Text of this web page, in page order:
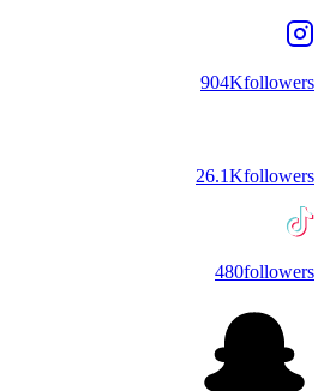
904Kfollowers
26.1Kfollowers
480followers